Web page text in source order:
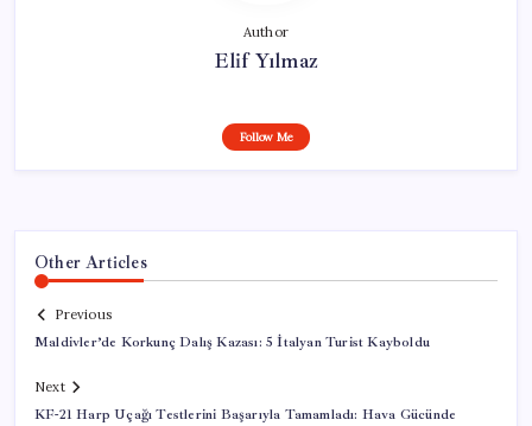
Author
Elif Yılmaz
Follow Me
Other Articles
Previous
Maldivler’de Korkunç Dalış Kazası: 5 İtalyan Turist Kayboldu
Next
KF-21 Harp Uçağı Testlerini Başarıyla Tamamladı: Hava Gücünde